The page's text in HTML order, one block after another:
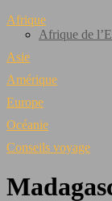
Afrique
Afrique de
Asie
Amérique
Europe
Océanie
Conseils voyage